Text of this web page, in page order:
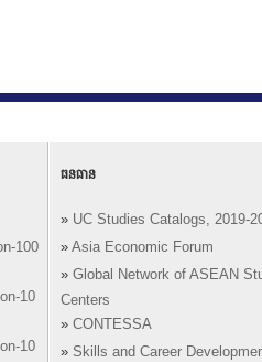
100
10
10
ធនធាន
» UC Studies Catalogs, 2019-
» Asia Economic Forum
» Global Network of ASEAN
Centers
» CONTESSA
» Skills and Career